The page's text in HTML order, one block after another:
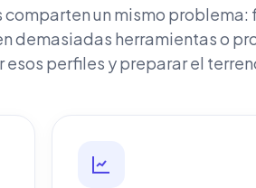
comparten un mismo
demasiadas herramientas o
esos perfiles y preparar el